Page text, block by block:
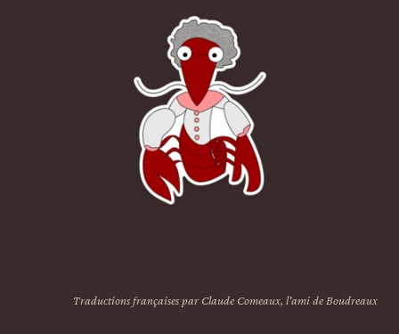
Traductions françaises par Claude Comeaux, l'ami de Boudreaux